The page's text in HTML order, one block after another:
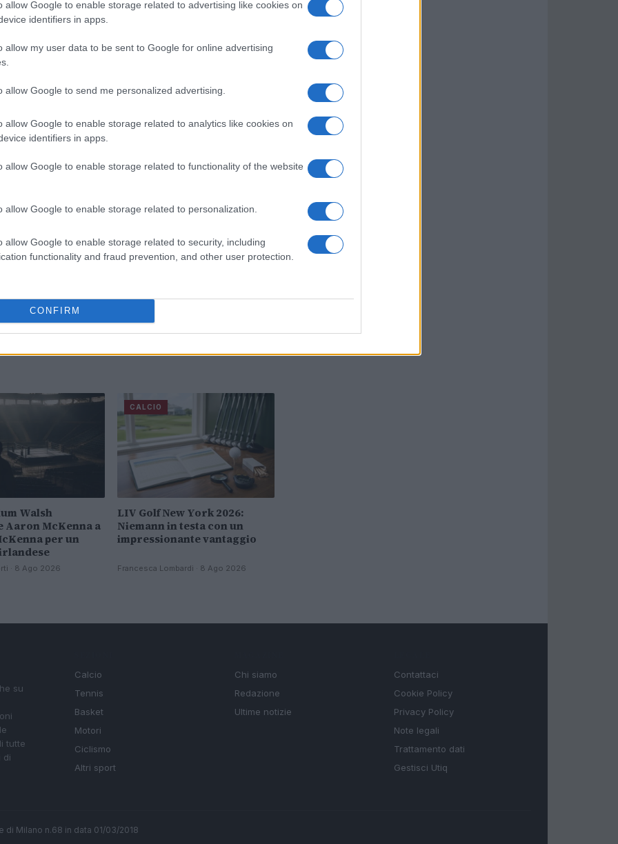
allow Google to enable storage related to advertising like cookies on
identifiers in apps.
allow my user data to be sent to Google for online advertising
allow Google to send me personalized advertising.
allow Google to enable storage related to analytics like cookies on
identifiers in apps.
allow Google to enable storage related to functionality of the website
allow Google to enable storage related to personalization.
allow Google to enable storage related to security, including
functionality and fraud prevention, and other user protection.
CONFIRM
Walsh
Aaron McKenna a
per un
· 8 Ago 2026
CALCIO
LIV Golf New York 2026:
Niemann in testa con un
impressionante vantaggio
Francesca Lombardi · 8 Ago 2026
su
tutte
di
Calcio
Tennis
Basket
Motori
Ciclismo
Altri sport
Chi siamo
Redazione
Ultime notizie
Contattaci
Cookie Policy
Privacy Policy
Note legali
Trattamento dati
Gestisci Utiq
Milano n.68 in data 01/03/2018